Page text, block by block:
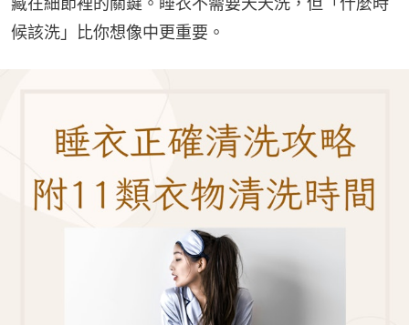
候該洗」比你想像中更重要。